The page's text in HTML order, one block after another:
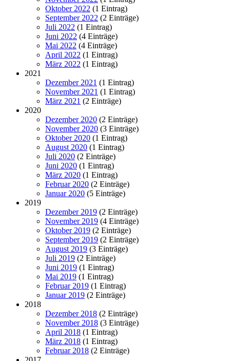
Oktober 2022 (1 Eintrag)
September 2022 (2 Einträge)
Juli 2022 (1 Eintrag)
Juni 2022 (4 Einträge)
Mai 2022 (4 Einträge)
April 2022 (1 Eintrag)
März 2022 (1 Eintrag)
2021
Dezember 2021 (1 Eintrag)
November 2021 (1 Eintrag)
März 2021 (2 Einträge)
2020
Dezember 2020 (2 Einträge)
November 2020 (3 Einträge)
Oktober 2020 (1 Eintrag)
August 2020 (1 Eintrag)
Juli 2020 (2 Einträge)
Juni 2020 (1 Eintrag)
März 2020 (1 Eintrag)
Februar 2020 (2 Einträge)
Januar 2020 (5 Einträge)
2019
Dezember 2019 (2 Einträge)
November 2019 (4 Einträge)
Oktober 2019 (2 Einträge)
September 2019 (2 Einträge)
August 2019 (3 Einträge)
Juli 2019 (2 Einträge)
Juni 2019 (1 Eintrag)
Mai 2019 (1 Eintrag)
Februar 2019 (1 Eintrag)
Januar 2019 (2 Einträge)
2018
Dezember 2018 (2 Einträge)
November 2018 (3 Einträge)
April 2018 (1 Eintrag)
März 2018 (1 Eintrag)
Februar 2018 (2 Einträge)